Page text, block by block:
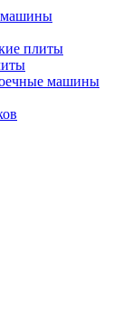
машины
плиты
машины